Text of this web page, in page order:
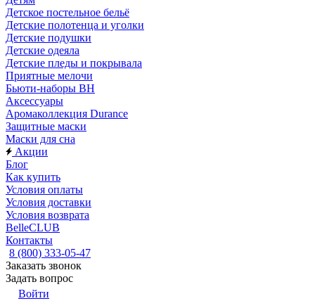
Детское постельное бельё
Детские полотенца и уголки
Детские подушки
Детские одеяла
Детские пледы и покрывала
Приятные мелочи
Бьюти-наборы ВН
Аксессуары
Аромаколлекция Durance
Защитные маски
Маски для сна
Акции
Блог
Как купить
Условия оплаты
Условия доставки
Условия возврата
BelleCLUB
Контакты
8 (800) 333-05-47
Заказать звонок
Задать вопрос
Войти